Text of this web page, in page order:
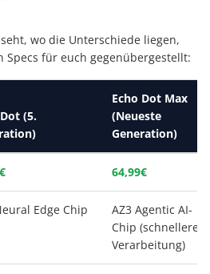
wo die Unterschiede liegen,
für euch gegenübergestellt:
(5.
Echo Dot Max
(Neueste
Generation)
64,99€
Edge Chip
AZ3 Agentic AI-
Chip (schnellere
Verarbeitung)